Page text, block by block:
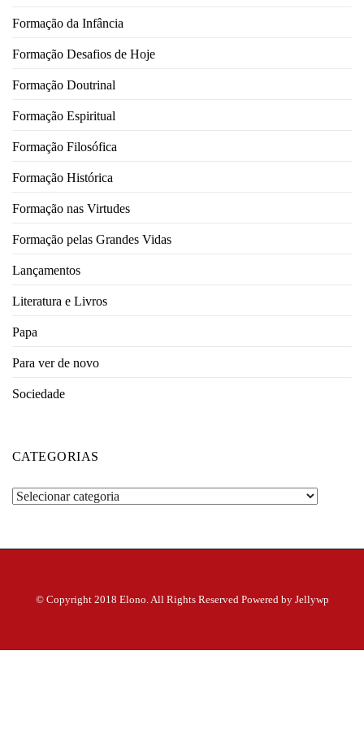
Formação da Infância
Formação Desafios de Hoje
Formação Doutrinal
Formação Espiritual
Formação Filosófica
Formação Histórica
Formação nas Virtudes
Formação pelas Grandes Vidas
Lançamentos
Literatura e Livros
Papa
Para ver de novo
Sociedade
CATEGORIAS
Categorias
© Copyright 2018 Elono. All Rights Reserved Powered by Jellywp